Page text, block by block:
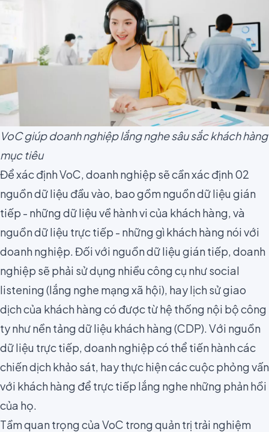
VoC giúp doanh nghiệp lắng nghe sâu sắc khách hàng
mục tiêu
Để xác định VoC, doanh nghiệp sẽ cần xác định 02
nguồn dữ liệu đầu vào, bao gồm nguồn dữ liệu gián
tiếp - những dữ liệu về hành vi của khách hàng, và
nguồn dữ liệu trực tiếp - những gì khách hàng nói với
doanh nghiệp. Đối với nguồn dữ liệu gián tiếp, doanh
nghiệp sẽ phải sử dụng nhiều công cụ nhưsocial
listening(lắng nghe mạng xã hội), hay lịch sử giao
dịch của khách hàng có được từ hệ thống nội bộ công
ty như nền tảng dữ liệu khách hàng (CDP). Với nguồn
dữ liệu trực tiếp, doanh nghiệp có thể tiến hành các
chiến dịchkhảo sát, hay thực hiện các cuộc phỏng vấn
với khách hàng để trực tiếp lắng nghe những phản hồi
của họ.
Tầm quan trọng của VoC trong quản trị trải nghiệm